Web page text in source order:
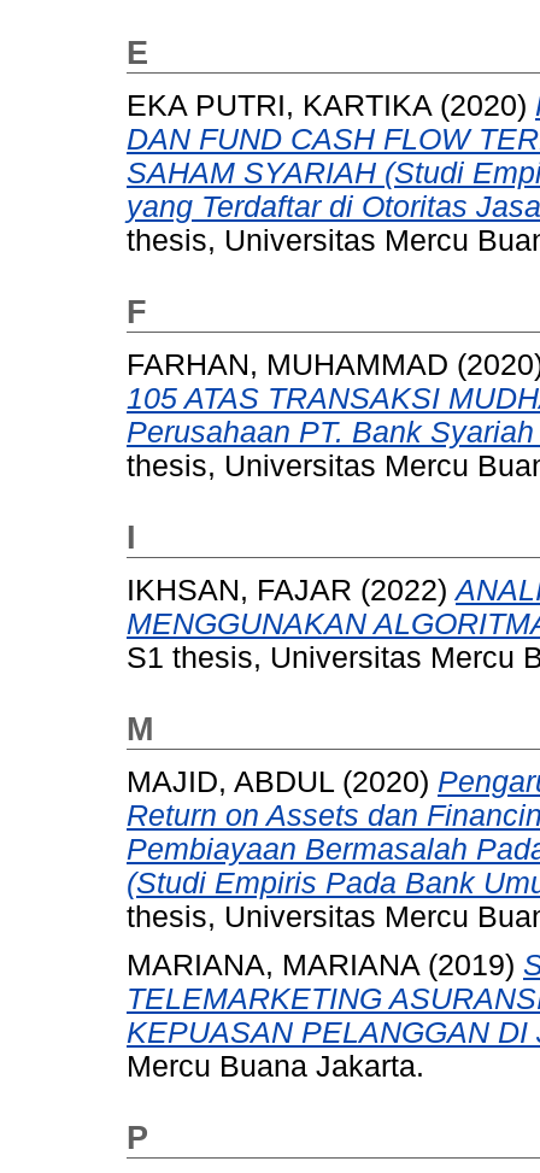
E
EKA PUTRI, KARTIKA (2020)
DAN FUND CASH FLOW
SAHAM SYARIAH (Studi
yang Terdaftar di Otoritas
thesis, Universitas Mercu
F
FARHAN, MUHAMMAD
105 ATAS TRANSAKSI
Perusahaan PT. Bank
thesis, Universitas Mercu
I
IKHSAN, FAJAR (2022)
MENGGUNAKAN
S1 thesis, Universitas Mercu
M
MAJID, ABDUL (2020)
Return on Assets dan
Pembiayaan Bermasalah
(Studi Empiris Pada Bank
thesis, Universitas Mercu
MARIANA, MARIANA (2019)
TELEMARKETING
KEPUASAN PELANGGAN DI
Mercu Buana Jakarta.
P